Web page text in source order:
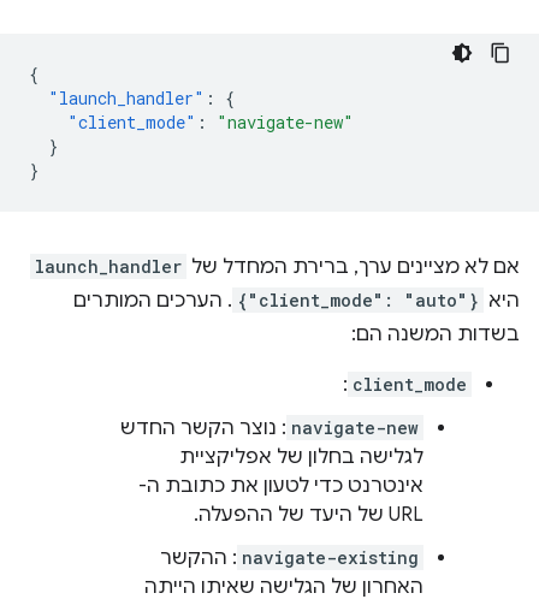
{
"launch_handler" :
{
"client_mode" :
"navigate-new"
}
}
אם לא מציינים ערך, ברירת המחדל של launch_handler
היא {"client_mode": "auto"} . הערכים המותרים
בשדות המשנה הם:
client_mode
:
navigate-new : נוצר הקשר החדש
לגלישה בחלון של אפליקציית
אינטרנט כדי לטעון את כתובת ה-
URL של היעד של ההפעלה.
navigate-existing : ההקשר
האחרון של הגלישה שאיתו הייתה